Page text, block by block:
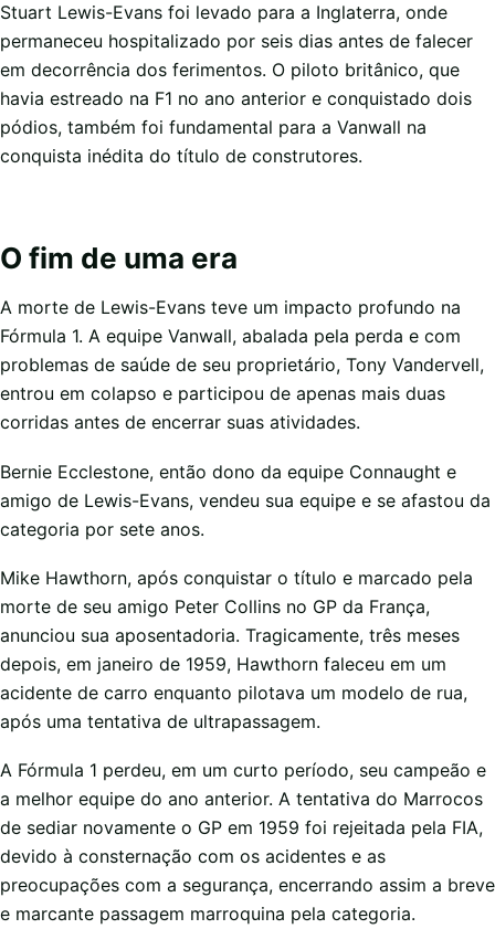
Stuart Lewis-Evans foi levado para a Inglaterra, onde
permaneceu hospitalizado por seis dias antes de falecer
em decorrência dos ferimentos. O piloto britânico, que
havia estreado na F1 no ano anterior e conquistado dois
pódios, também foi fundamental para a Vanwall na
conquista inédita do título de construtores.
O fim de uma era
A morte de Lewis-Evans teve um impacto profundo na
Fórmula 1. A equipe Vanwall, abalada pela perda e com
problemas de saúde de seu proprietário, Tony Vandervell,
entrou em colapso e participou de apenas mais duas
corridas antes de encerrar suas atividades.
Bernie Ecclestone, então dono da equipe Connaught e
amigo de Lewis-Evans, vendeu sua equipe e se afastou da
categoria por sete anos.
Mike Hawthorn, após conquistar o título e marcado pela
morte de seu amigo Peter Collins no GP da França,
anunciou sua aposentadoria. Tragicamente, três meses
depois, em janeiro de 1959, Hawthorn faleceu em um
acidente de carro enquanto pilotava um modelo de rua,
após uma tentativa de ultrapassagem.
A Fórmula 1 perdeu, em um curto período, seu campeão e
a melhor equipe do ano anterior. A tentativa do Marrocos
de sediar novamente o GP em 1959 foi rejeitada pela FIA,
devido à consternação com os acidentes e as
preocupações com a segurança, encerrando assim a breve
e marcante passagem marroquina pela categoria.